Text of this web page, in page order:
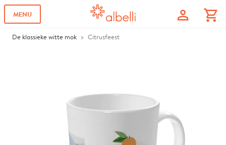
MENU profile shopping_cart
De klassieke witte mok Citrusfeest